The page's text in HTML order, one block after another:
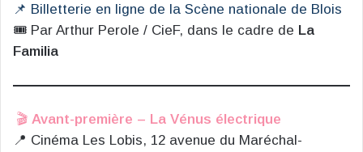
📌 Billetterie en ligne de la Scène nationale de Blois
🎟️ Par Arthur Perole / CieF, dans le cadre de La
Familia
🎬 Avant-première – La Vénus électrique
📍 Cinéma Les Lobis, 12 avenue du Maréchal-